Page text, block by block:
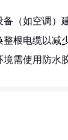
（如空调）
整根电缆以减
需使用防水